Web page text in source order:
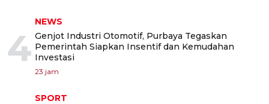
4
NEWS
Genjot Industri Otomotif, Purbaya Tegaskan
Pemerintah Siapkan Insentif dan Kemudahan
Investasi
23 jam
SPORT